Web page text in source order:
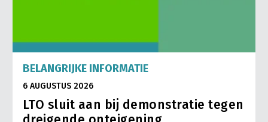
BELANGRIJKE INFORMATIE
6 AUGUSTUS 2026
LTO sluit aan bij demonstratie tegen